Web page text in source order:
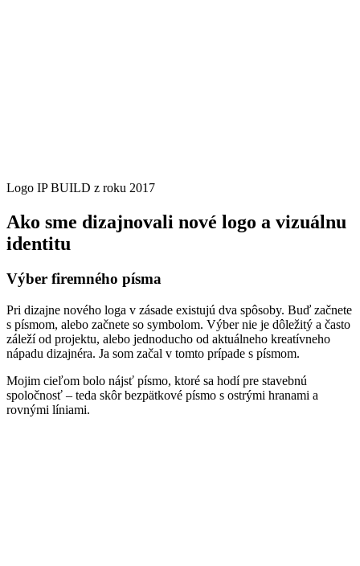
Logo IP BUILD z roku 2017
Ako sme dizajnovali nové logo a vizuálnu
identitu
Výber firemného písma
Pri dizajne nového loga v zásade existujú dva spôsoby. Buď začnete
s písmom, alebo začnete so symbolom. Výber nie je dôležitý a často
záleží od projektu, alebo jednoducho od aktuálneho kreatívneho
nápadu dizajnéra. Ja som začal v tomto prípade s písmom.
Mojim cieľom bolo nájsť písmo, ktoré sa hodí pre stavebnú
spoločnosť – teda skôr bezpätkové písmo s ostrými hranami a
rovnými líniami.